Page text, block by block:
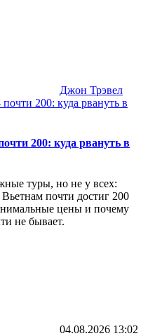
Джон Трэвел
200: куда рвануть в
туры, но не у всех:
почти достиг 200
цены и почему
не бывает.
04.08.2026 13:02